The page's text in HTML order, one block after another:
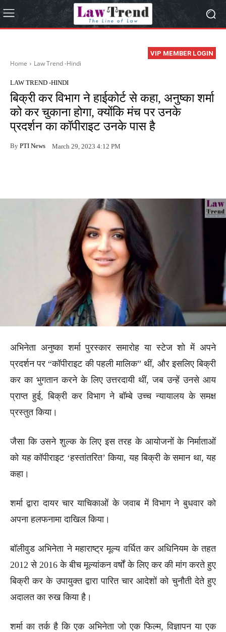
VIP MEMBER LOGIN
Home Law Trend -Hindi
LAW TREND -HINDI
बिक्री कर विभाग ने हाईकोर्ट से कहा, अनुष्का शर्मा
को कर चुकाना होगा, क्योंकि मंच पर उनके
प्रदर्शन का कॉपीराइट उनके पास है
By PTI News March 29, 2023 4:12 PM
अभिनेता अनुष्का शर्मा पुरस्कार समारोह या स्टेज शो में अपने
प्रदर्शन पर “कॉपीराइट की पहली मालिक” थीं, और इसलिए बिक्री
कर का भुगतान करने के लिए उत्तरदायी थीं, जब उन्हें उनसे आय
प्राप्त हुई, बिक्री कर विभाग ने बॉम्बे उच्च न्यायालय के समक्ष
प्रस्तुत किया।
जैसा कि उसने शुल्क के लिए इस तरह के आयोजनों के निर्माताओं
को यह कॉपीराइट ‘हस्तांतरित’ किया, यह बिक्री के समान था, यह
कहा।
शर्मा द्वारा दायर चार याचिकाओं के जवाब में विभाग ने बुधवार को
अपना हलफनामा दाखिल किया।
बॉलीवुड अभिनेता ने महाराष्ट्र मूल्य वर्धित कर अधिनियम के तहत
2012 से 2016 के बीच मूल्यांकन वर्षों के लिए कर की मांग करते हुए
बिक्री कर के उपायुक्त द्वारा पारित चार आदेशों को चुनौती देते हुए
अदालत का रुख किया है।
शर्मा का तर्क है कि एक अभिनेता जो एक फिल्म, विज्ञापन या एक